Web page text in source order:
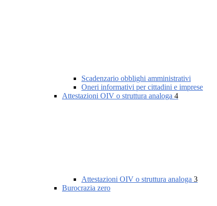
Scadenzario obblighi amministrativi
Oneri informativi per cittadini e imprese
Attestazioni OIV o struttura analoga 4
Attestazioni OIV o struttura analoga 3
Burocrazia zero